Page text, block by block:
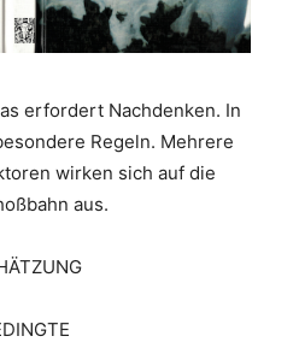
erfordert Nachdenken. In
Regeln. Mehrere
wirken sich auf die
aus.